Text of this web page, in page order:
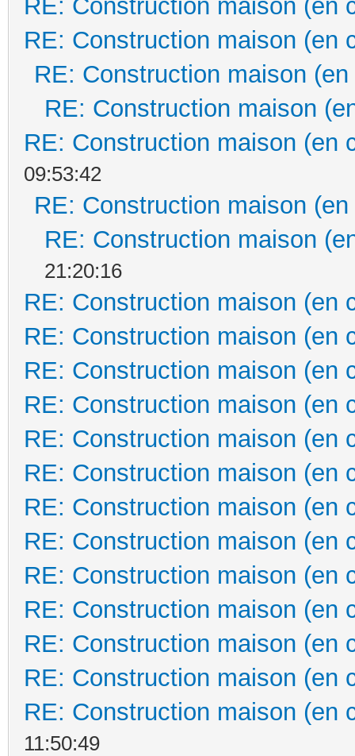
RE: Construction maison (en
RE: Construction maison (en
RE: Construction maison
RE: Construction maison
RE: Construction maison (en
09:53:42
RE: Construction maison
RE: Construction maison
21:20:16
RE: Construction maison (en
RE: Construction maison (en
RE: Construction maison (en
RE: Construction maison (en
RE: Construction maison (en
RE: Construction maison (en
RE: Construction maison (en
RE: Construction maison (en
RE: Construction maison (en
RE: Construction maison (en
RE: Construction maison (en
RE: Construction maison (en
RE: Construction maison (en
11:50:49